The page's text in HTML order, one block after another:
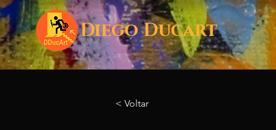
Diego Ducart
< Voltar